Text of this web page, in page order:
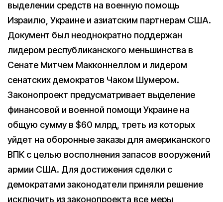
выделении средств на военную помощь
Израилю, Украине и азиатским партнерам США.
Документ был неоднократно поддержан
лидером республиканского меньшинства в
Сенате Митчем Макконнеллом и лидером
сенатских демократов Чаком Шумером.
Законопроект предусматривает выделение
финансовой и военной помощи Украине на
общую сумму в $60 млрд, треть из которых
уйдет на оборонные заказы для американского
ВПК с целью восполнения запасов вооружений
армии США. Для достижения сделки с
демократами законодатели приняли решение
исключить из законопроекта все меры